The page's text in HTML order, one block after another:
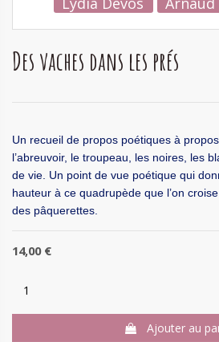
Des vaches dans les prés
Un recueil de propos poétiques à
l’abreuvoir, le troupeau, les noires, les
de vie. Un point de vue poétique qui
hauteur à ce quadrupède que l’on
des pâquerettes.
14,00 €
Ajouter au